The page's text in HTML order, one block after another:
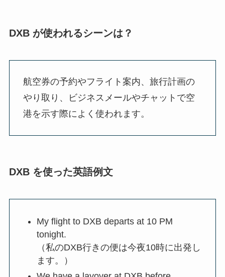
DXB が使われるシーンは？
航空券の予約やフライト案内、旅行計画の
やり取り、ビジネスメールやチャットで空
港を示す際によく使われます。
DXB を使った英語例文
My flight to DXB departs at 10 PM
tonight.
（私のDXB行きの便は今夜10時に出発し
ます。）